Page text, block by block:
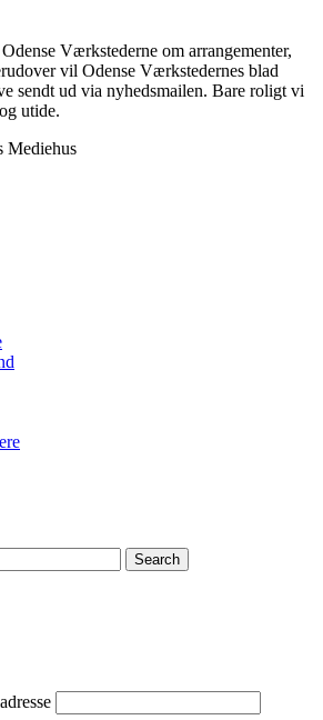
Værkstederne om arrangementer,
vil Odense Værkstedernes blad
sendt ud via nyhedsmailen. Bare roligt vi
utide.
Mediehus
Search